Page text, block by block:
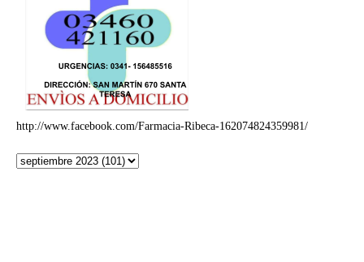
http://www.facebook.com/Farmacia-Ribeca-162074824359981/